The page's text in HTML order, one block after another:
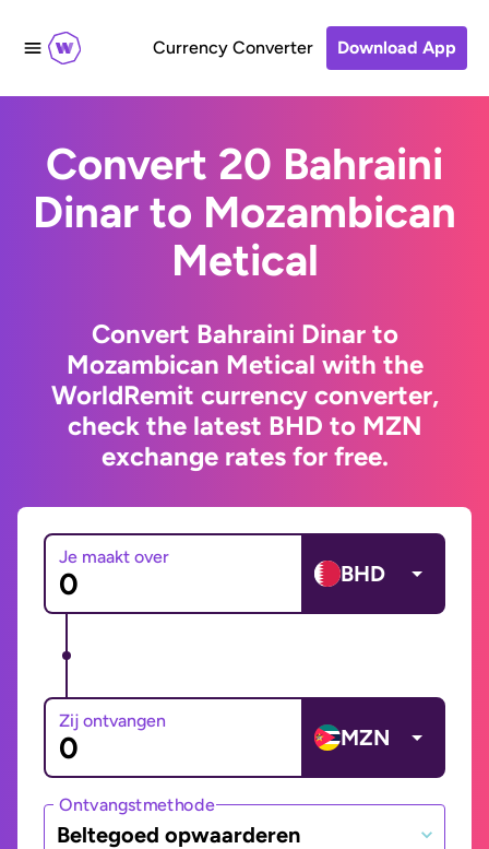
Currency Converter Download App
Convert 20 Bahraini
Dinar to Mozambican
Metical
Convert Bahraini Dinar to
Mozambican Metical with the
WorldRemit currency converter,
check the latest BHD to MZN
exchange rates for free.
Je maakt over
BHD
Zij ontvangen
MZN
Ontvangstmethode
Beltegoed opwaarderen